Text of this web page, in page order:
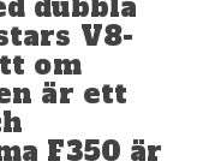
dubbla
V8-
om
är ett
F350 är